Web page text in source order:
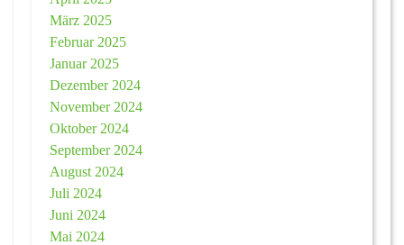
März 2025
Februar 2025
Januar 2025
Dezember 2024
November 2024
Oktober 2024
September 2024
August 2024
Juli 2024
Juni 2024
Mai 2024